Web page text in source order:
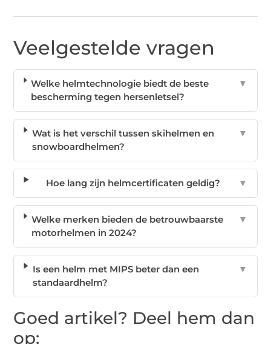
Veelgestelde vragen
Welke helmtechnologie biedt de beste
bescherming tegen hersenletsel?
▼
Wat is het verschil tussen skihelmen en
snowboardhelmen?
▼
Hoe lang zijn helmcertificaten geldig? ▼
Welke merken bieden de betrouwbaarste
motorhelmen in 2024?
▼
Is een helm met MIPS beter dan een
standaardhelm?
▼
Goed artikel? Deel hem dan
op: